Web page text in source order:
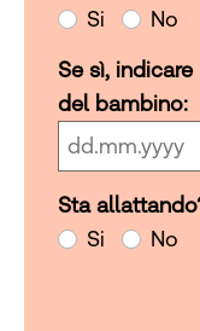
Si
No
Se sì,
del bambino:
Sta allattando?
Sta
Si
No